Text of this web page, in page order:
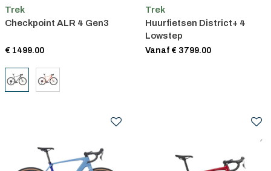
Trek
Checkpoint ALR 4 Gen3
€ 1499.00
Trek
Huurfietsen District+ 4
Lowstep
Vanaf € 3799.00